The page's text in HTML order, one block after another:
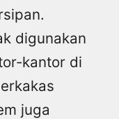
digunakan
kantor di
juga